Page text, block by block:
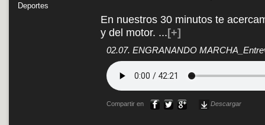
Deportes
En nuestros 30 minutos te
y del motor. ...[+]
02.07. ENGRANANDO
Compartir en Descargar